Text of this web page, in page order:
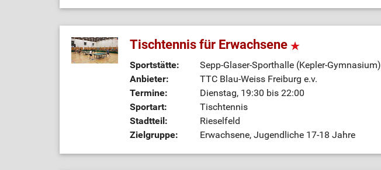
Tischtennis für Erwachsene
Sportstätte:
Sepp-Glaser-Sporthalle (Kepler-Gymnasium)
Anbieter:
TTC Blau-Weiss Freiburg e.v.
Termine:
Dienstag, 19:30 bis 22:00
Sportart:
Tischtennis
Stadtteil:
Rieselfeld
Zielgruppe:
Erwachsene, Jugendliche 17-18 Jahre